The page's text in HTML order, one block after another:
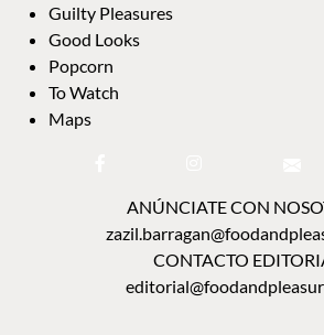
Guilty Pleasures
Good Looks
Popcorn
To Watch
Maps
ANÚNCIATE CON
CONTACTO